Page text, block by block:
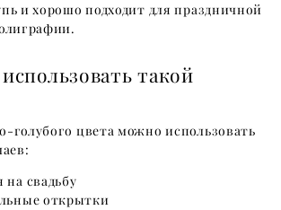
и хорошо подходит для праздничной
такой
голубого цвета можно использовать
свадьбу
открытки